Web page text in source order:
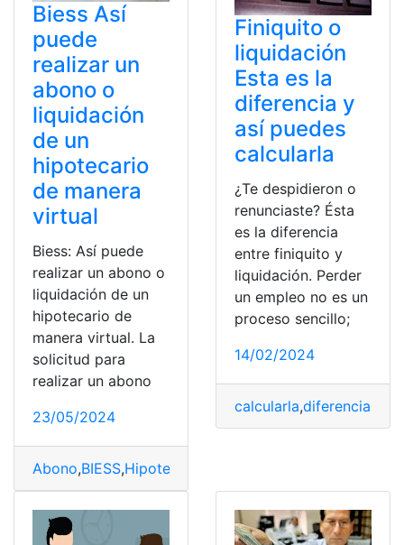
Biess Así
puede
realizar un
abono o
liquidación
de un
hipotecario
de manera
virtual
Biess: Así puede
realizar un abono o
liquidación de un
hipotecario de
manera virtual. La
solicitud para
realizar un abono
23/05/2024
Abono,BIESS,Hipotecario
Finiquito o
liquidación
Esta es la
diferencia y
así puedes
calcularla
¿Te despidieron o
renunciaste? Ésta
es la diferencia
entre finiquito y
liquidación. Perder
un empleo no es un
proceso sencillo;
14/02/2024
calcularla,diferencia